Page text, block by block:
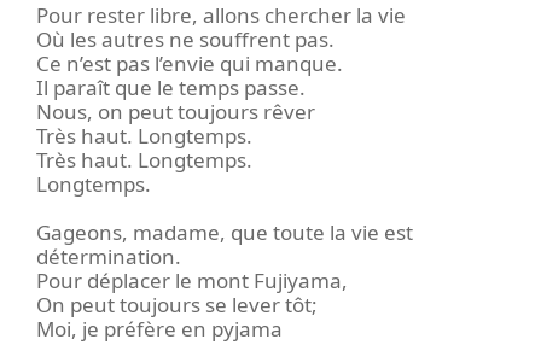
Pour rester libre, allons chercher la vie
Où les autres ne souffrent pas.
Ce n’est pas l’envie qui manque.
Il paraît que le temps passe.
Nous, on peut toujours rêver
Très haut. Longtemps.
Très haut. Longtemps.
Longtemps.
Gageons, madame, que toute la vie est
détermination.
Pour déplacer le mont Fujiyama,
On peut toujours se lever tôt;
Moi, je préfère en pyjama